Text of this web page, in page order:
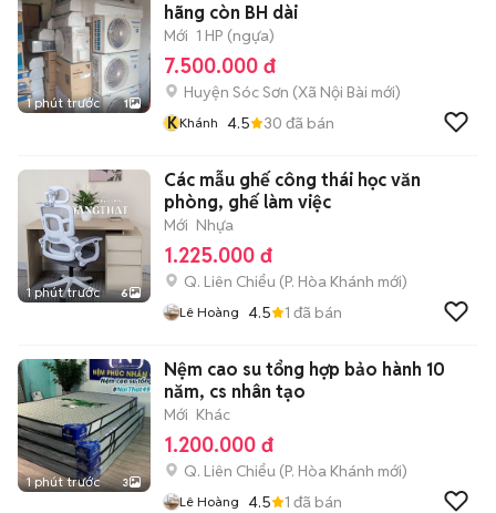
1 phút trước 1
hãng còn BH dài
Mới 1 HP (ngựa)
7.500.000 đ
Huyện Sóc Sơn (Xã Nội Bài mới)
KKhánh 4.5 30 đã bán
1 phút trước 6
Các mẫu ghế công thái học văn
phòng, ghế làm việc
Mới Nhựa
1.225.000 đ
Q. Liên Chiểu (P. Hòa Khánh mới)
Lê Hoàng 4.5 1 đã bán
1 phút trước 3
Nệm cao su tổng hợp bảo hành 10
năm, cs nhân tạo
Mới Khác
1.200.000 đ
Q. Liên Chiểu (P. Hòa Khánh mới)
Lê Hoàng 4.5 1 đã bán